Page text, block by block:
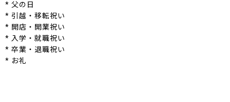
* 父の日
* 引越・移転祝い
* 開店・開業祝い
* 入学・就職祝い
* 卒業・退職祝い
* お礼